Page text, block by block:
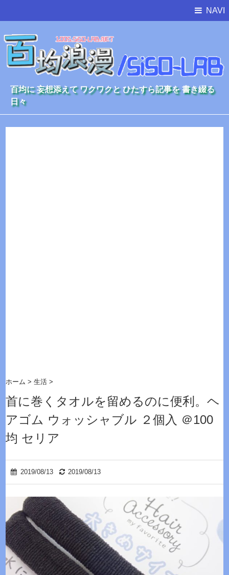
NAVI
百均に 妄想添えて ワクワクと ひたすら記事を 書き綴る
日々
ホーム >生活 >
首に巻くタオルを留めるのに便利。ヘ
アゴム ウォッシャブル ２個入 ＠100
均 セリア
2019/08/13 2019/08/13